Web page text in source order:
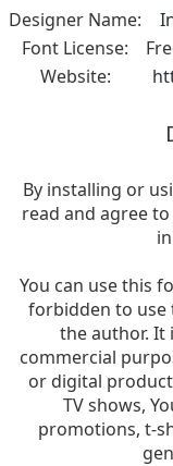
Designer Name:
Font License:
Website:
By installing or
read and agree
You can use this
forbidden to
the author.
commercial
or digital
TV shows,
promotions, t-